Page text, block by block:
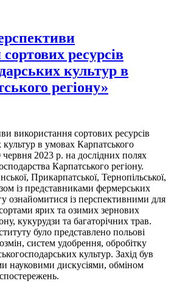
ресурсів
культур в
регіону»
використання сортових ресурсів
культур в умовах Карпатського
2023 р. на дослідних полях
Карпатського регіону.
Прикарпатської, Тернопільської,
із представниками фермерських
ознайомитися із перспективними для
ярих та озимих зернових
кукурудзи та багаторічних трав.
було представлено польові
систем удобрення, обробітку
культур. Захід був
науковими дискусіями, обміном